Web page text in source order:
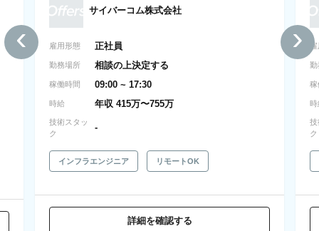
サイバーコム株式会社
雇用形態 正社員
勤務場所 相談の上決定する
稼働時間 09:00 ~ 17:30
時給 年収 415万〜755万
技術スタッ
ク
-
インフラエンジニア リモートOK
詳細を確認する
勤
稼
技
ク
‹ ›